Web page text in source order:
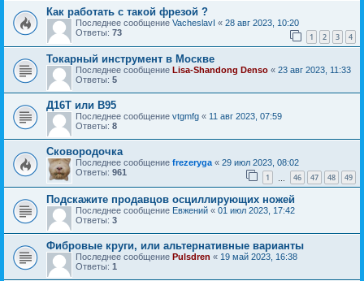
Как работать с такой фрезой ?
Последнее сообщение VacheslavI « 28 авг 2023, 10:20
Ответы: 73 1 2 3 4
Токарный инструмент в Москве
Последнее сообщение Lisa-Shandong Denso « 23 авг 2023, 11:33
Ответы: 5
Д16Т или В95
Последнее сообщение vtgmfg « 11 авг 2023, 07:59
Ответы: 8
Сковородочка
Последнее сообщение frezeryga« 29 июл 2023, 08:02
Ответы: 961 1 46 47 48 49
Подскажите продавцов осциллирующих ножей
Последнее сообщение Евжений « 01 июл 2023, 17:42
Ответы: 3
Фибровые круги, или альтернативные варианты
Последнее сообщение Pulsdren « 19 май 2023, 16:38
Ответы: 1